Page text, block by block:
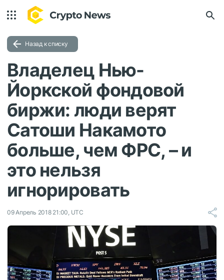
Назад к списку
Владелец Нью-
Йоркской фондовой
биржи: люди верят
Сатоши Накамото
больше, чем ФРС, – и
это нельзя
игнорировать
09 Апрель 2018 21:00, UTC